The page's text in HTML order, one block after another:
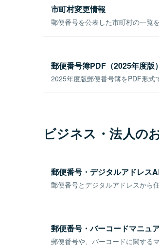
市町村変更情報
郵便番号を公表した市町村の一覧
郵便番号簿PDF（2025年度版）
2025年度版郵便番号簿をPDF形式
ビジネス・法人の
郵便番号・デジタルアドレス
郵便番号とデジタルアドレスから
郵便番号・バーコードマニュ
郵便番号や、バーコードに関する